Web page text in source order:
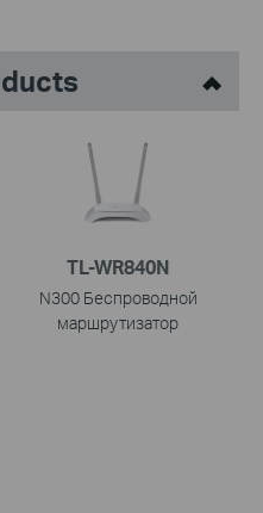
TL-WR840N
N300 Беспроводной
маршрутизатор